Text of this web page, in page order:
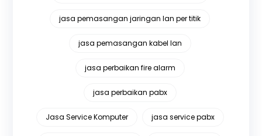
jasa pemasangan jaringan lan per titik
jasa pemasangan kabel lan
jasa perbaikan fire alarm
jasa perbaikan pabx
Jasa Service Komputer jasa service pabx